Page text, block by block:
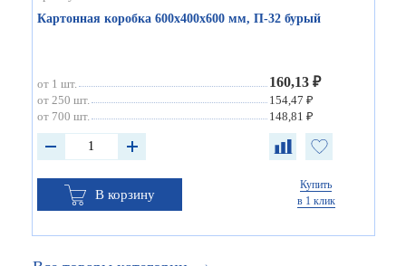
Картонная коробка 600х400х600 мм, П-32 бурый
от 1 шт. 160,13 ₽
от 250 шт.
154,47 ₽
от 700 шт.
148,81 ₽
В корзину
Купить
в 1 клик